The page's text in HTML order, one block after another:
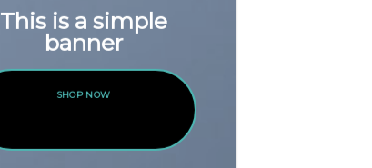
This is a simple
banner
SHOP NOW